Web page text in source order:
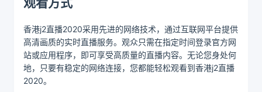
香港j2直播2020采用先进的网络技术，通过互联网平台提供
高清画质的实时直播服务。观众只需在指定时间登录官方网
站或应用程序，即可享受高质量的直播内容。无论您身处何
地，只要有稳定的网络连接，您都能轻松观看到香港j2直播
2020。